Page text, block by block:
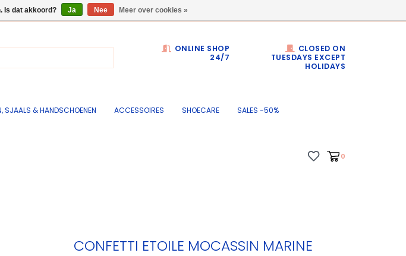
ONLINE SHOP
24/7
CLOSED ON
TUESDAYS EXCEPT
HOLIDAYS
SJAALS & HANDSCHOENEN ACCESSOIRES SHOECARE SALES -50%
0
CONFETTI ETOILE MOCASSIN MARINE
Is dat akkoord? Ja Nee Meer over cookies »